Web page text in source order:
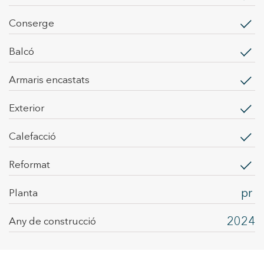
conserge
balcó
armaris encastats
exterior
calefacció
Reformat
Planta pr
Any de construcció 2024